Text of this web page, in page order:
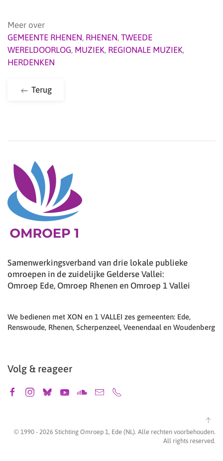
Meer over
GEMEENTE RHENEN, RHENEN, TWEEDE
WERELDOORLOG, MUZIEK, REGIONALE MUZIEK,
HERDENKEN
Terug
Samenwerkingsverband van drie lokale publieke
omroepen in de zuidelijke Gelderse Vallei:
Omroep Ede, Omroep Rhenen en Omroep 1 Vallei
We bedienen met XON en 1 VALLEI zes gemeenten: Ede,
Renswoude, Rhenen, Scherpenzeel, Veenendaal en Woudenberg
Volg & reageer
© 1990 - 2026 Stichting Omroep 1, Ede (NL). Alle rechten voorbehouden.
All rights reserved.